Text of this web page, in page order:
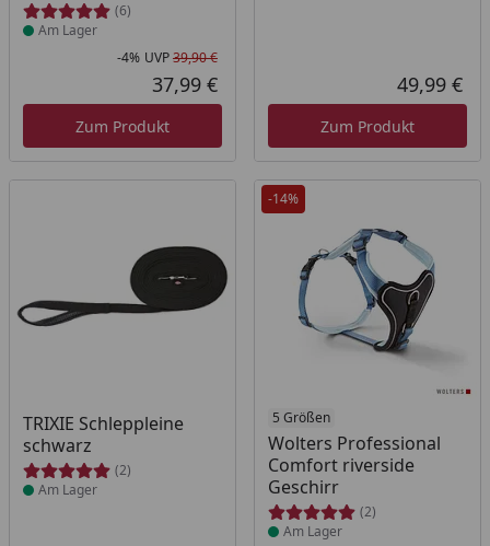
(6)
Am Lager
Rabatt in Prozent
-4%
Ursprünglicher Preis
UVP39,90 €
Aktueller Preis
37,99 €
Zum Produkt
49,99 €
Zum Produkt
TRIXIE Schleppleine
schwarz
(2)
Produkt am Lager
Am Lager
-14%
5 Größen
Wolters Professional
Comfort riverside
Geschirr
(2)
Produkt am Lager
Am Lager